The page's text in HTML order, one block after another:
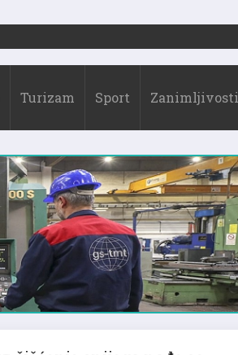
Turizam Sport Zanimljivosti